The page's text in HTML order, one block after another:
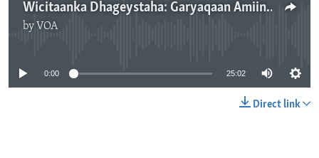
Wicitaanka Dhageystaha: Garyaqaan Amiin Haaruun
by VOA
0:00 25:02
Direct link